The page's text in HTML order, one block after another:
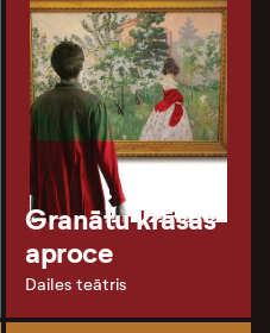
Granātu krāsas
aproce
Dailes teātris